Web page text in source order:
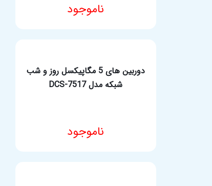
ناموجود
مشخصات فنی محصول
دوربین های 5 مگاپیکسل روز و شب
شبکه مدل DCS-7517
ناموجود
مشخصات فنی محصول